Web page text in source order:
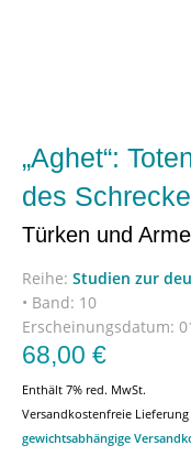
„Aghet“:
des
Türken und
Reihe: Studien zur
• Band: 10
Erscheinungsdatum:
68,00 €
Enthält 7% red. MwSt.
Versandkostenfreie
gewichtsabhängige